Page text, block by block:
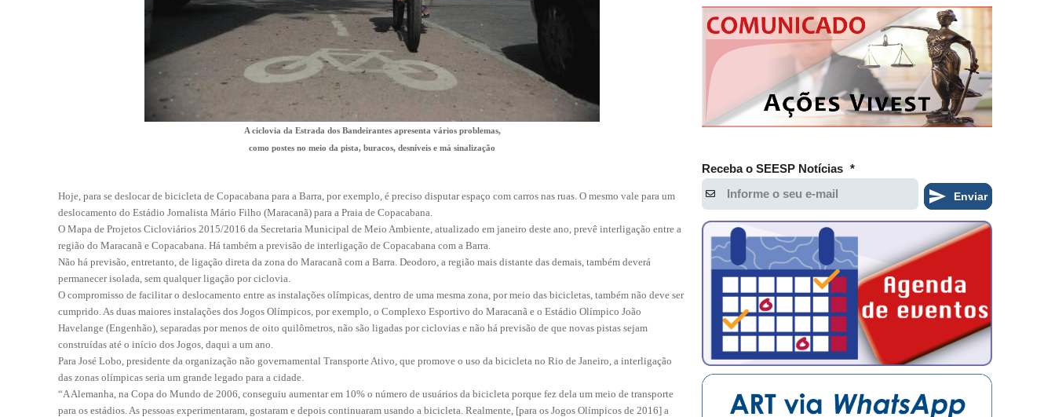
A ciclovia da Estrada dos Bandeirantes apresenta vários problemas,
como postes no meio da pista, buracos, desníveis e má sinalização
Hoje, para se deslocar de bicicleta de Copacabana para a Barra, por exemplo, é preciso disputar espaço com carros nas ruas. O mesmo vale para um
deslocamento do Estádio Jornalista Mário Filho (Maracanã) para a Praia de Copacabana.
O Mapa de Projetos Cicloviários 2015/2016 da Secretaria Municipal de Meio Ambiente, atualizado em janeiro deste ano, prevê interligação entre a
região do Maracanã e Copacabana. Há também a previsão de interligação de Copacabana com a Barra.
Não há previsão, entretanto, de ligação direta da zona do Maracanã com a Barra. Deodoro, a região mais distante das demais, também deverá
permanecer isolada, sem qualquer ligação por ciclovia.
O compromisso de facilitar o deslocamento entre as instalações olímpicas, dentro de uma mesma zona, por meio das bicicletas, também não deve ser
cumprido. As duas maiores instalações dos Jogos Olímpicos, por exemplo, o Complexo Esportivo do Maracanã e o Estádio Olímpico João
Havelange (Engenhão), separadas por menos de oito quilômetros, não são ligadas por ciclovias e não há previsão de que novas pistas sejam
construídas até o início dos Jogos, daqui a um ano.
Para José Lobo, presidente da organização não governamental Transporte Ativo, que promove o uso da bicicleta no Rio de Janeiro, a interligação
das zonas olímpicas seria um grande legado para a cidade.
“A Alemanha, na Copa do Mundo de 2006, conseguiu aumentar em 10% o número de usuários da bicicleta porque fez dela um meio de transporte
para os estádios. As pessoas experimentaram, gostaram e depois continuaram usando a bicicleta. Realmente, [para os Jogos Olímpicos de 2016] a
Receba o SEESP Notícias *
Enviar